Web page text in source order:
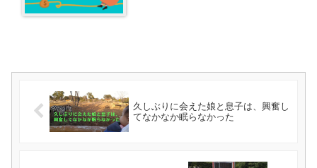
久しぶりに会えた娘と息子は、興奮し
てなかなか眠らなかった